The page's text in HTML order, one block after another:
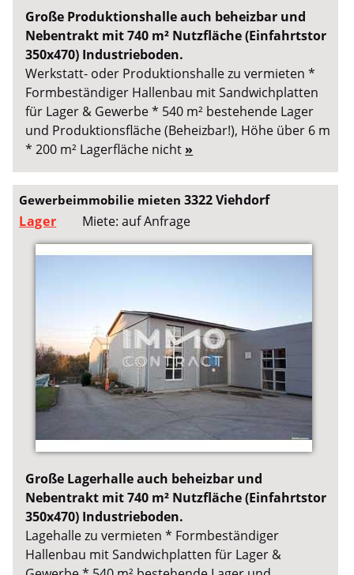
Große Produktionshalle auch beheizbar und
Nebentrakt mit 740 m² Nutzfläche (Einfahrtstor
350x470) Industrieboden.
Werkstatt- oder Produktionshalle zu vermieten *
Formbeständiger Hallenbau mit Sandwichplatten
für Lager & Gewerbe * 540 m² bestehende Lager
und Produktionsfläche (Beheizbar!), Höhe über 6 m
* 200 m² Lagerfläche nicht »
Gewerbeimmobilie mieten3322 Viehdorf
Lager
Miete: auf Anfrage
Große Lagerhalle auch beheizbar und
Nebentrakt mit 740 m² Nutzfläche (Einfahrtstor
350x470) Industrieboden.
Lagehalle zu vermieten * Formbeständiger
Hallenbau mit Sandwichplatten für Lager &